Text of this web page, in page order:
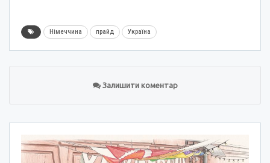
Німеччина прайд Україна
Залишити коментар